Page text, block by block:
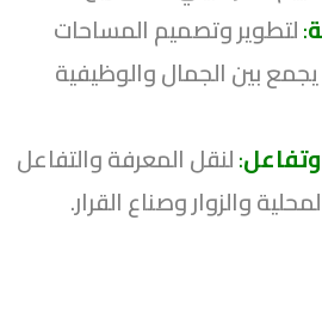
:لتطوير وتصميم المساحات
بين الجمال والوظيفية
:لنقل المعرفة والتفاعل
والزوار وصناع القرار.